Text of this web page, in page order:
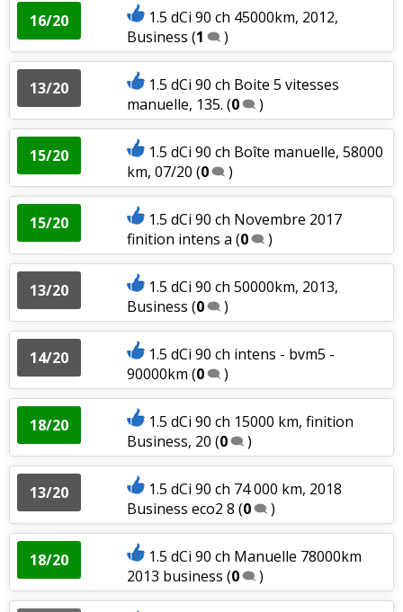
16/20
1.5 dCi 90 ch 45000km, 2012,
Business (1 )
13/20
1.5 dCi 90 ch Boite 5 vitesses
manuelle, 135. (0 )
15/20
1.5 dCi 90 ch Boîte manuelle, 58000
km, 07/20 (0 )
15/20
1.5 dCi 90 ch Novembre 2017
finition intens a (0 )
13/20
1.5 dCi 90 ch 50000km, 2013,
Business (0 )
14/20
1.5 dCi 90 ch intens - bvm5 -
90000km (0 )
18/20
1.5 dCi 90 ch 15000 km, finition
Business, 20 (0 )
13/20
1.5 dCi 90 ch 74 000 km, 2018
Business eco2 8 (0 )
18/20
1.5 dCi 90 ch Manuelle 78000km
2013 business (0 )